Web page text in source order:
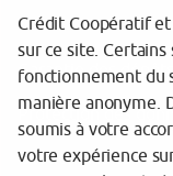
Garantie des dépôts
Protection des
Gestion des cookies
Crédit Coopératif
sur ce site.
fonctionnement du
manière anonyme.
soumis à votre
votre expérience